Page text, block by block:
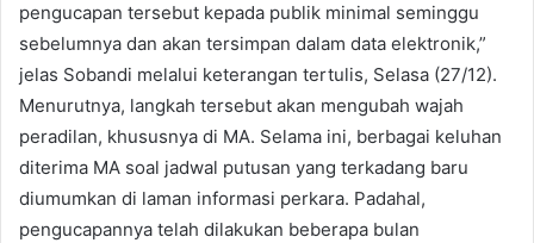
pengucapan tersebut kepada publik minimal seminggu
sebelumnya dan akan tersimpan dalam data elektronik,”
jelas Sobandi melalui keterangan tertulis, Selasa (27/12).
Menurutnya, langkah tersebut akan mengubah wajah
peradilan, khususnya di MA. Selama ini, berbagai keluhan
diterima MA soal jadwal putusan yang terkadang baru
diumumkan di laman informasi perkara. Padahal,
pengucapannya telah dilakukan beberapa bulan